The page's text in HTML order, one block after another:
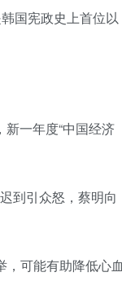
国宪政史上首位以
一年度“中国经济
到引众怒，蔡明向
，可能有助降低心